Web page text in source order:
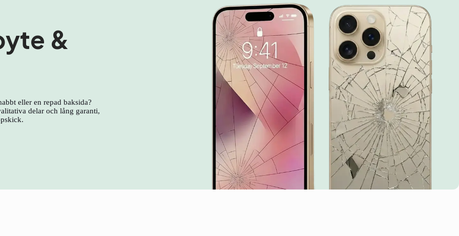
&
eller en repad baksida?
delar och lång garanti,